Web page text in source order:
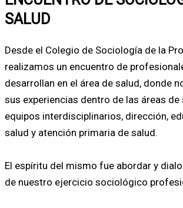
SALUD
Desde el Colegio de Sociología de la
realizamos un encuentro de
desarrollan en el área de salud, donde
sus experiencias dentro de las áreas de
equipos interdisciplinarios, dirección,
salud y atención primaria de salud.
El espíritu del mismo fue abordar y
de nuestro ejercicio sociológico